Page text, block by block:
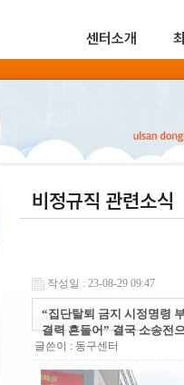
센터소개
비정규직 관련소식
작성일 : 23-08-29 09:47
“집단탈퇴 금지 시정명령
결력 흔들어” 결국 소송전
글쓴이 : 동구센터